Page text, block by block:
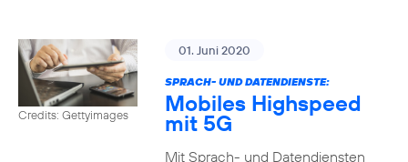
Credits: Gettyimages
01. Juni 2020
SPRACH- UND DATENDIENSTE:
Mobiles Highspeed
mit 5G
Mit Sprach- und Datendiensten